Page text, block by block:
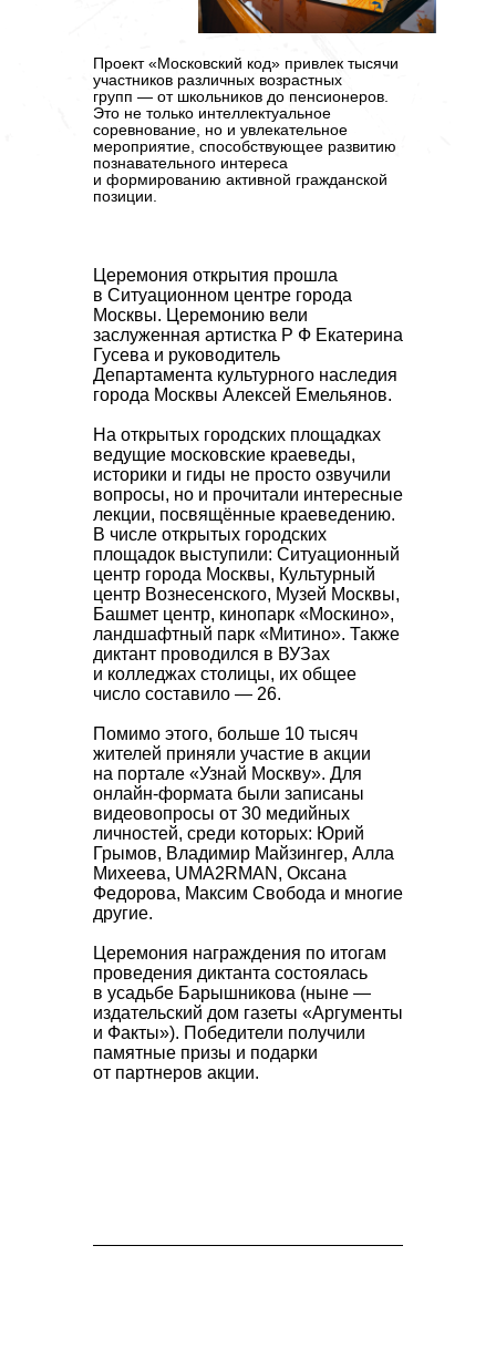
Проект «Московский код» привлек тысячи
участников различных возрастных
групп — от школьников до пенсионеров.
Это не только интеллектуальное
соревнование, но и увлекательное
мероприятие, способствующее развитию
познавательного интереса
и формированию активной гражданской
позиции.
Церемония открытия прошла
в Ситуационном центре города
Москвы. Церемонию вели
заслуженная артистка Р Ф Екатерина
Гусева и руководитель
Департамента культурного наследия
города Москвы Алексей Емельянов.
На открытых городских площадках
ведущие московские краеведы,
историки и гиды не просто озвучили
вопросы, но и прочитали интересные
лекции, посвящённые краеведению.
В числе открытых городских
площадок выступили: Ситуационный
центр города Москвы, Культурный
центр Вознесенского, Музей Москвы,
Башмет центр, кинопарк «Москино»,
ландшафтный парк «Митино». Также
диктант проводился в ВУЗах
и колледжах столицы, их общее
число составило — 26.
Помимо этого, больше 10 тысяч
жителей приняли участие в акции
на портале «Узнай Москву». Для
онлайн-формата были записаны
видеовопросы от 30 медийных
личностей, среди которых: Юрий
Грымов, Владимир Майзингер, Алла
Михеева, UMA2RMAN, Оксана
Федорова, Максим Свобода и многие
другие.
Церемония награждения по итогам
проведения диктанта состоялась
в усадьбе Барышникова (ныне —
издательский дом газеты «Аргументы
и Факты»). Победители получили
памятные призы и подарки
от партнеров акции.